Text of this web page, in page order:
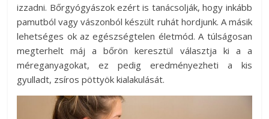
izzadni. Bőrgyógyászok ezért is tanácsolják, hogy inkább
pamutból vagy vászonból készült ruhát hordjunk. A másik
lehetséges ok az egészségtelen életmód. A túlságosan
megterhelt máj a bőrön keresztül választja ki a a
méreganyagokat, ez pedig eredményezheti a kis
gyulladt, zsíros pöttyök kialakulását.